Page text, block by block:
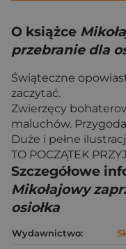
O książce
przebranie dla
Świąteczne
zaczytać.
Zwierzęcy
maluchów.
Duże i pełne
TO POCZĄTEK
Szczegółowe
Mikołajowy
osiołka
Wydawnictwo: